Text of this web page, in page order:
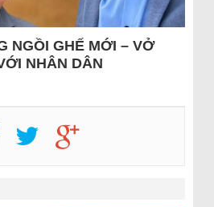
NGỒI GHẾ MỚI – VỞ
NHÂN DÂN